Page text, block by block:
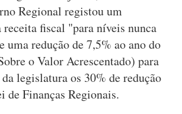
Regional registou um
receita fiscal "para níveis nunca
uma redução de 7,5% ao ano do
o Valor Acrescentado) para
legislatura os 30% de redução
de Finanças Regionais.